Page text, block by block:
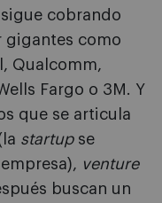
cobrando
gigantes como
Qualcomm,
Fargo o 3M. Y
que se articula
startupse
venture
buscan un